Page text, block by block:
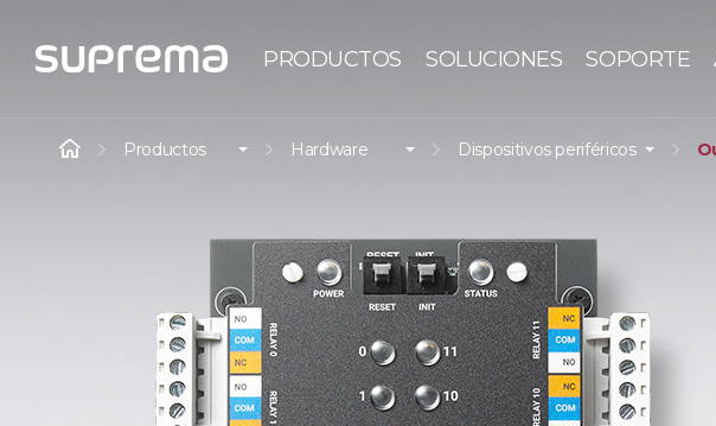
PRODUCTOS SOLUCIONES SOPORTE
Productos Hardware Dispositivos periféricos